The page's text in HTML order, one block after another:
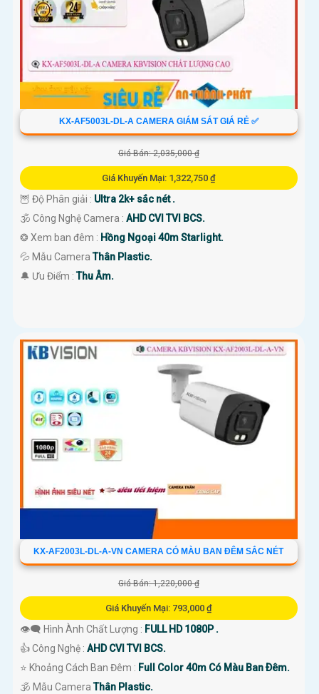
KX-AF5003L-DL-A CAMERA GIÁM SÁT GIÁ RẺ ✅
Giá Bán: 2,035,000 ₫
Giá Khuyến Mại: 1,322,750 ₫
🦉 Độ Phân giải : Ultra 2k+ sắc nét .
🕉️ Công Nghệ Camera : AHD CVI TVI BCS.
❂ Xem ban đêm : Hồng Ngoại 40m Starlight.
💦 Mẫu CameraThân Plastic.
️🔔 Ưu Điểm :Thu Âm.
KX-AF2003L-DL-A-VN CAMERA CÓ MÀU BAN ĐÊM SẮC NÉT
Giá Bán: 1,220,000 ₫
Giá Khuyến Mại: 793,000 ₫
👁️‍🗨 Hình Ành Chất Lượng : FULL HD 1080P .
👍 Công Nghệ : AHD CVI TVI BCS.
⭐ Khoảng Cách Ban Đêm : Full Color 40m Có Màu Ban Ðêm.
🕉️ Mẫu CameraThân Plastic.